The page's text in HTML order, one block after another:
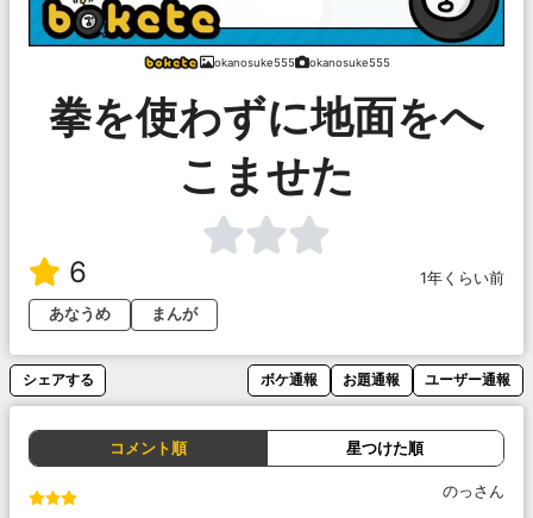
okanosuke555 okanosuke555
拳を使わずに地面をへ
こませた
6
1年くらい前
あなうめ
まんが
シェアする ボケ通報 お題通報 ユーザー通報
コメント順 星つけた順
のっさん